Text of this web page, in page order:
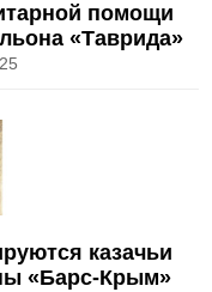
помощи
«Таврида»
казачьи
«Барс-Крым»